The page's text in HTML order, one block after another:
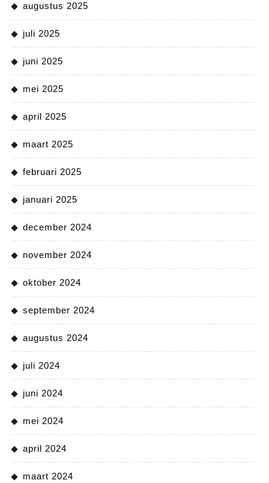
augustus 2025
juli 2025
juni 2025
mei 2025
april 2025
maart 2025
februari 2025
januari 2025
december 2024
november 2024
oktober 2024
september 2024
augustus 2024
juli 2024
juni 2024
mei 2024
april 2024
maart 2024